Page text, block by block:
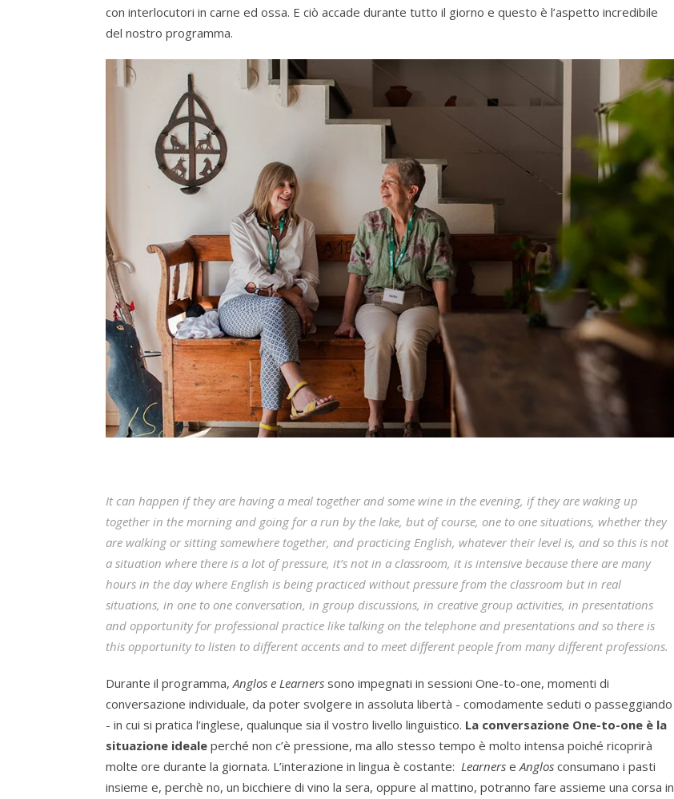
con interlocutori in carne ed ossa. E ciò accade durante tutto il giorno e questo è l’aspetto incredibile
del nostro programma.
It can happen if they are having a meal together and some wine in the evening, if they are waking up
together in the morning and going for a run by the lake, but of course, one to one situations, whether they
are walking or sitting somewhere together, and practicing English, whatever their level is, and so this is not
a situation where there is a lot of pressure, it’s not in a classroom, it is intensive because there are many
hours in the day where English is being practiced without pressure from the classroom but in real
situations, in one to one conversation, in group discussions, in creative group activities, in presentations
and opportunity for professional practice like talking on the telephone and presentations and so there is
this opportunity to listen to different accents and to meet different people from many different professions.
Durante il programma,Anglos e Learners sono impegnati in sessioni One-to-one, momenti di
conversazione individuale, da poter svolgere in assoluta libertà - comodamente seduti o passeggiando
- in cui si pratica l’inglese, qualunque sia il vostro livello linguistico. La conversazione One-to-one è la
situazione ideale perché non c’è pressione, ma allo stesso tempo è molto intensa poiché ricoprirà
molte ore durante la giornata. L’interazione in lingua è costante: Learners eAnglos consumano i pasti
insieme e, perchè no, un bicchiere di vino la sera, oppure al mattino, potranno fare assieme una corsa in